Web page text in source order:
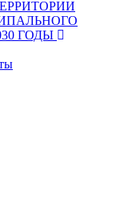
ГОДЫ